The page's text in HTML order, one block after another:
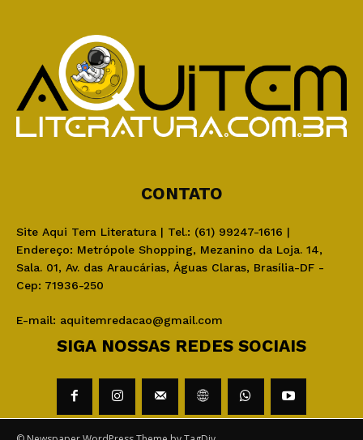
CONTATO
Site Aqui Tem Literatura | Tel.: (61) 99247-1616 |
Endereço: Metrópole Shopping, Mezanino da Loja. 14,
Sala. 01, Av. das Araucárias, Águas Claras, Brasília-DF -
Cep: 71936-250
E-mail: aquitemredacao@gmail.com
SIGA NOSSAS REDES SOCIAIS